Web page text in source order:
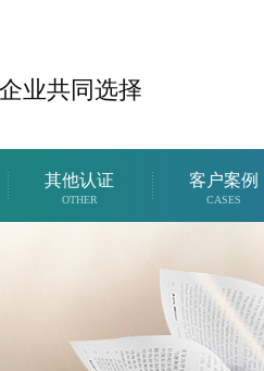
业共同选择
其他认证
OTHER
客户案例
CASES